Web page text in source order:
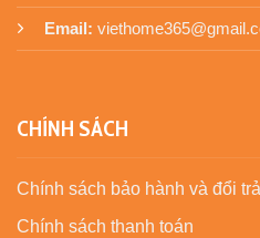
Email:
CHÍNH SÁCH
Chính sách bảo hành và đổi trả
Chính sách thanh toán